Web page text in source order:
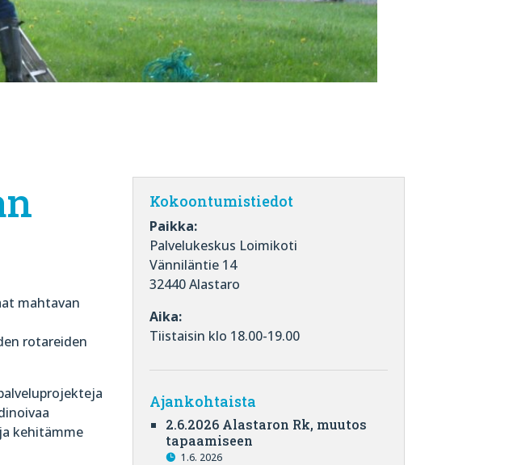
mahtavan
rotareiden
kehitämme
Kokoontumistiedot
Paikka:
Palvelukeskus Loimikoti
Vänniläntie 14
32440 Alastaro
Aika:
Tiistaisin klo 18.00-19.00
Ajankohtaista
2.6.2026 Alastaron Rk, muutos
tapaamiseen
1.6. 2026